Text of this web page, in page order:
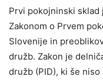
Prvi pokojninski sklad
Zakonom o Prvem
Slovenije in
družb. Zakon je
družb (PID), ki še